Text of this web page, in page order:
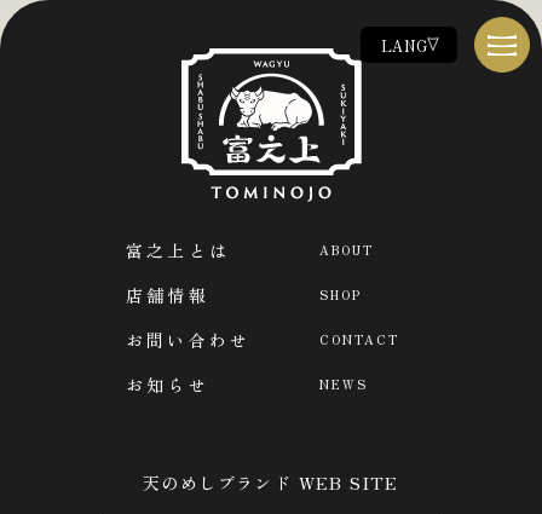
LANG
富之上とは
SHOP
CONTACT
お知らせ
富之上とは ABOUT
店舗情報 SHOP
お問い合わせ CONTACT
お知らせ NEWS
天のめしブランド WEB SITE